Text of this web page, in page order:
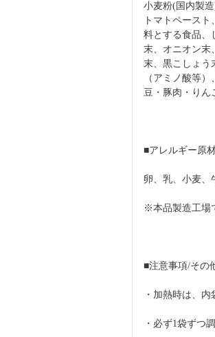
小麦粉(国内製
トマトペース
料とする食品、
末、オニオン末
末、黒こしょう
（アミノ酸等
豆・豚肉・りん
■アレルギー原
卵、乳、小麦、
※本品製造工場
■注意事項/その
・加熱時は、内
・必ず1袋ずつ